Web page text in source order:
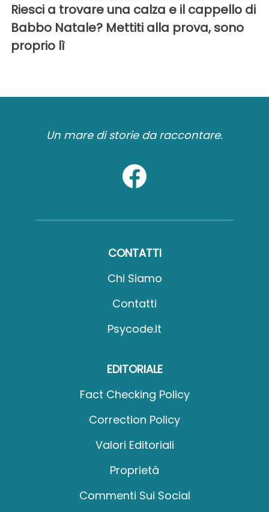
Riesci a trovare una calza e il cappello di
Babbo Natale? Mettiti alla prova, sono
proprio lì
Un mare di storie da raccontare.
CONTATTI
Chi Siamo
Contatti
Psycode.it
EDITORIALE
Fact Checking Policy
Correction Policy
Valori Editoriali
Proprietà
Commenti Sui Social